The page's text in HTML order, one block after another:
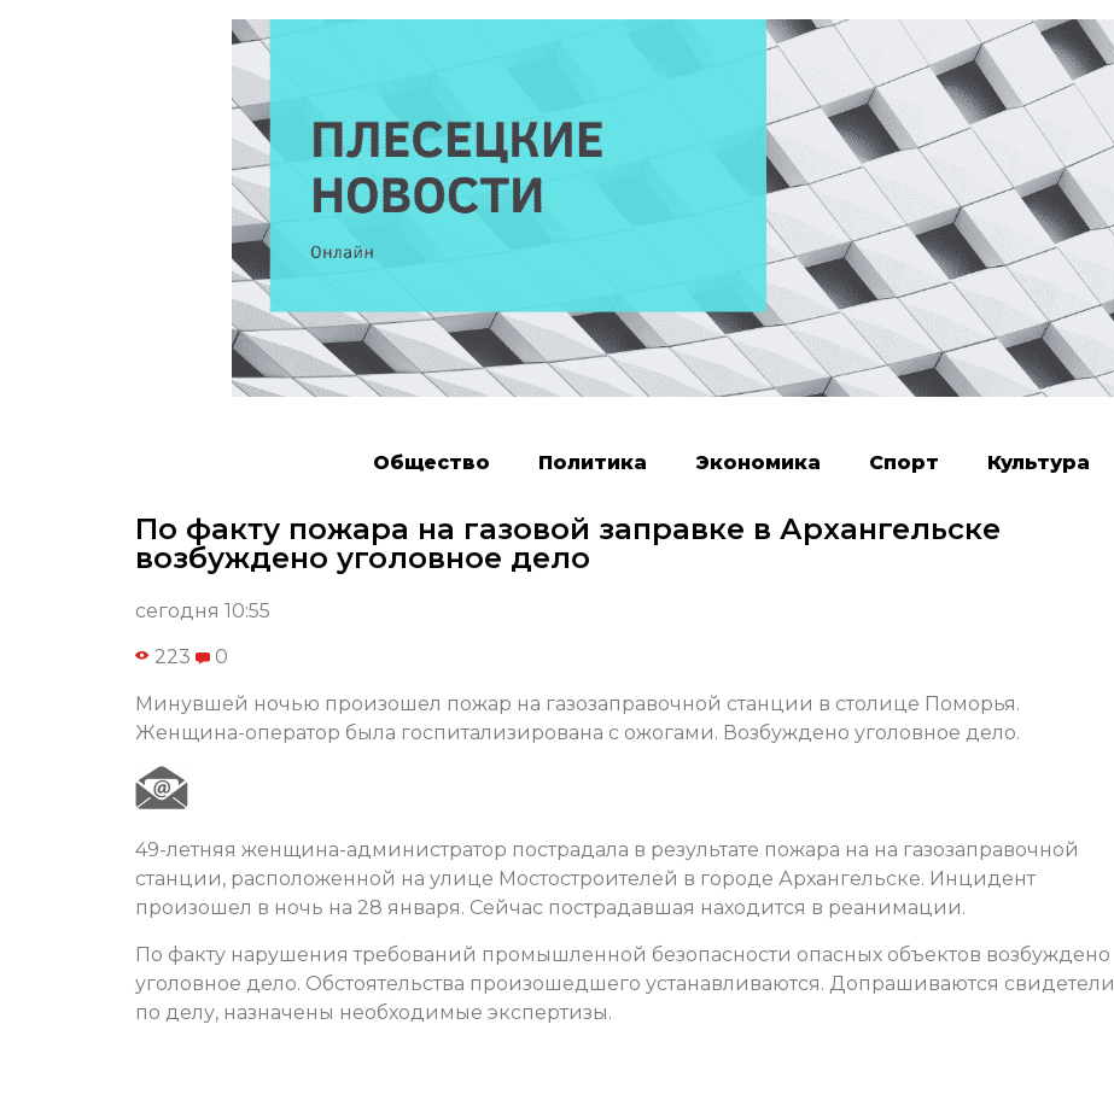
Общество Политика Экономика Спорт Культура
По факту пожара на газовой заправке в Архангельске
возбуждено уголовное дело
сегодня 10:55
223 0
Минувшей ночью произошел пожар на газозаправочной станции в столице Поморья.
Женщина-оператор была госпитализирована с ожогами. Возбуждено уголовное дело.
49-летняя женщина-администратор пострадала в результате пожара на на газозаправочной
станции, расположенной на улице Мостостроителей в городе Архангельске. Инцидент
произошел в ночь на 28 января. Сейчас пострадавшая находится в реанимации.
По факту нарушения требований промышленной безопасности опасных объектов возбуждено
уголовное дело. Обстоятельства произошедшего устанавливаются. Допрашиваются свидетели
по делу, назначены необходимые экспертизы.